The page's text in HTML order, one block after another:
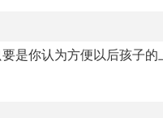
是你认为方便以后孩子